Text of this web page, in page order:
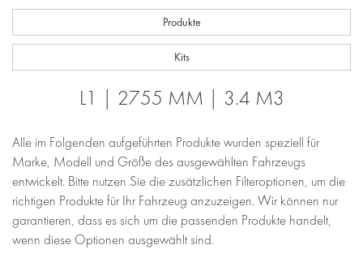
Produkte
Kits
L1 | 2755 MM | 3.4 M3
Alle im Folgenden aufgeführten Produkte wurden speziell für
Marke, Modell und Größe des ausgewählten Fahrzeugs
entwickelt. Bitte nutzen Sie die zusätzlichen Filteroptionen, um die
richtigen Produkte für Ihr Fahrzeug anzuzeigen. Wir können nur
garantieren, dass es sich um die passenden Produkte handelt,
wenn diese Optionen ausgewählt sind.